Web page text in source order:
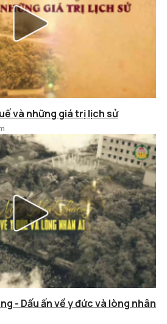
và những giá trị lịch sử
- Dấu ấn về y đức và lòng nhân